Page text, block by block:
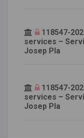
118547-
services –
Josep Pla
118547-
services –
Josep Pla